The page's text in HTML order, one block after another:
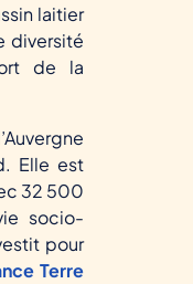
laitier
diversité
de la
Elle est
32 500
socio-
pour
Terre